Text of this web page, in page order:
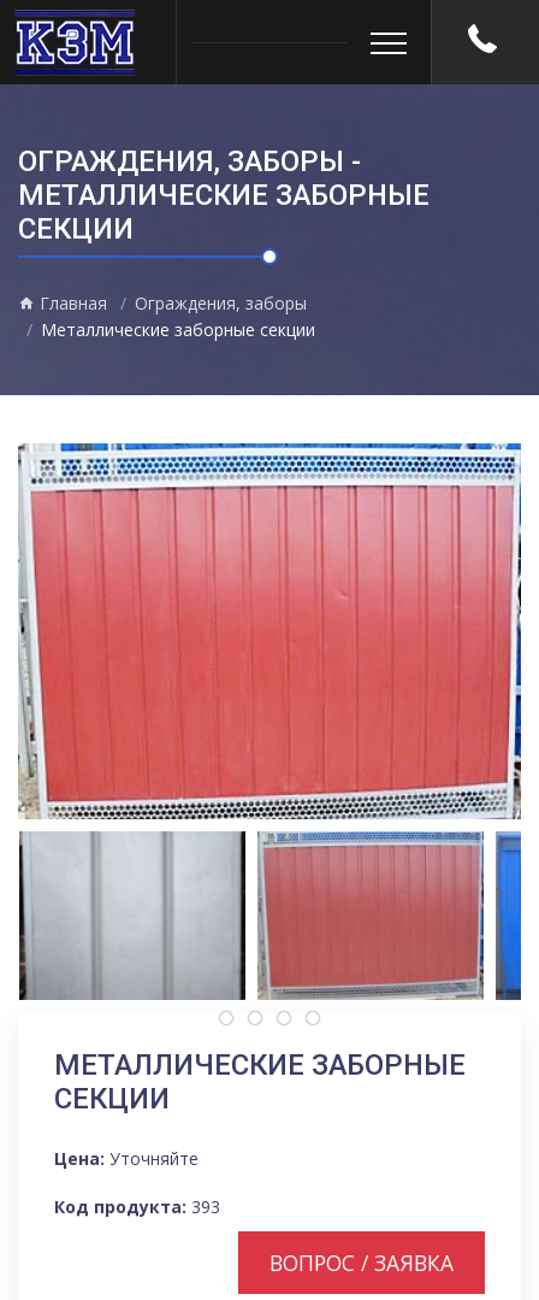
ОГРАЖДЕНИЯ, ЗАБОРЫ -
МЕТАЛЛИЧЕСКИЕ ЗАБОРНЫЕ
СЕКЦИИ
Главная
Ограждения, заборы
Металлические заборные секции
МЕТАЛЛИЧЕСКИЕ ЗАБОРНЫЕ
СЕКЦИИ
Цена: Уточняйте
Код продукта: 393
ВОПРОС / ЗАЯВКА